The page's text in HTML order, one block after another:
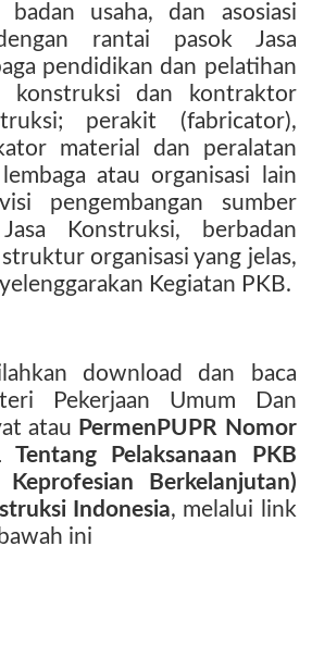
badan usaha, dan asosiasi
rantai pasok Jasa
pendidikan dan pelatihan
konstruksi dan kontraktor
perakit (fabricator),
material dan peralatan
atau organisasi lain
pengembangan sumber
Konstruksi, berbadan
organisasi yang jelas,
Kegiatan PKB.
download dan baca
Pekerjaan Umum Dan
atau PermenPUPR Nomor
Pelaksanaan PKB
Keprofesian Berkelanjutan)
Indonesia, melalui link
ini